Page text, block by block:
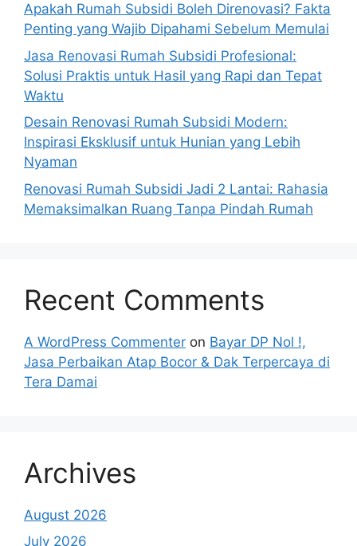
Apakah Rumah Subsidi Boleh Direnovasi? Fakta
Penting yang Wajib Dipahami Sebelum Memulai
Jasa Renovasi Rumah Subsidi Profesional:
Solusi Praktis untuk Hasil yang Rapi dan Tepat
Waktu
Desain Renovasi Rumah Subsidi Modern:
Inspirasi Eksklusif untuk Hunian yang Lebih
Nyaman
Renovasi Rumah Subsidi Jadi 2 Lantai: Rahasia
Memaksimalkan Ruang Tanpa Pindah Rumah
Recent Comments
A WordPress Commenter on Bayar DP Nol !,
Jasa Perbaikan Atap Bocor & Dak Terpercaya di
Tera Damai
Archives
August 2026
July 2026